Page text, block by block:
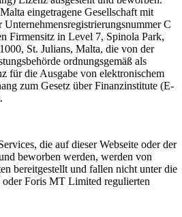
eingetragene Gesellschaft mit
C
Firmensitz in Level 7, Spinola Park,
St. Julians, Malta, die von der
ordnungsgemäß als
für die Ausgabe von elektronischem
zum Gesetz über Finanzinstitute (E-
die auf dieser Webseite oder der
beworben werden, werden von
bereitgestellt und fallen nicht unter die
Foris MT Limited regulierten